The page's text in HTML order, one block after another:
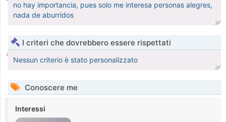
no hay importancia, pues solo me interesa personas alegres,
nada de aburridos
I criteri che dovrebbero essere rispettati
Nessun criterio è stato personalizzato
Conoscere me
Interessi